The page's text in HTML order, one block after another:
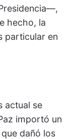
hecho, la
particular en
actual se
importó un
dañó los